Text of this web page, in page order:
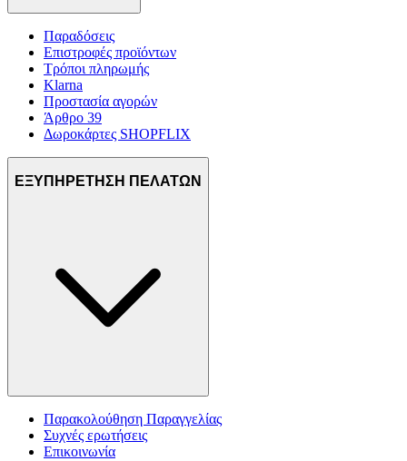
Παραδόσεις
Επιστροφές προϊόντων
Τρόποι πληρωμής
Klarna
Προστασία αγορών
Άρθρο 39
Δωροκάρτες SHOPFLIX
ΕΞΥΠΗΡΕΤΗΣΗ ΠΕΛΑΤΩΝ
Παρακολούθηση Παραγγελίας
Συχνές ερωτήσεις
Επικοινωνία